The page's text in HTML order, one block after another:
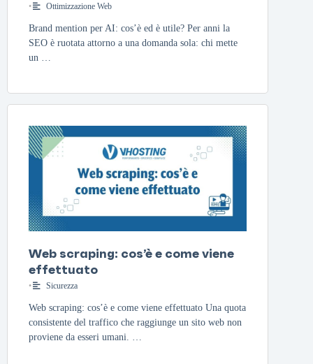
• Ottimizzazione Web
Brand mention per AI: cos’è ed è utile? Per anni la
SEO è ruotata attorno a una domanda sola: chi mette
un …
Web scraping: cos’è e come viene
effettuato
• Sicurezza
Web scraping: cos’è e come viene effettuato Una quota
consistente del traffico che raggiunge un sito web non
proviene da esseri umani. …